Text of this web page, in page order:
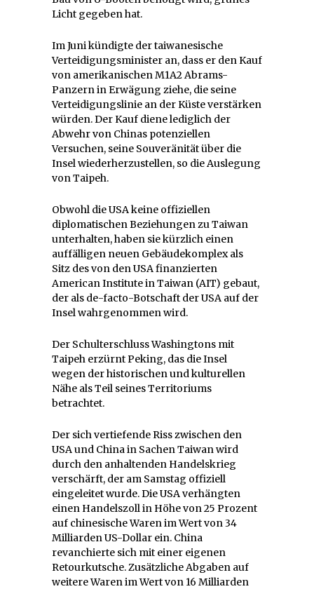
Licht gegeben hat.
Im Juni kündigte der taiwanesische
Verteidigungsminister an, dass er den Kauf
von amerikanischen M1A2 Abrams-
Panzern in Erwägung ziehe, die seine
Verteidigungslinie an der Küste verstärken
würden. Der Kauf diene lediglich der
Abwehr von Chinas potenziellen
Versuchen, seine Souveränität über die
Insel wiederherzustellen, so die Auslegung
von Taipeh.
Obwohl die USA keine offiziellen
diplomatischen Beziehungen zu Taiwan
unterhalten, haben sie kürzlich einen
auffälligen neuen Gebäudekomplex als
Sitz des von den USA finanzierten
American Institute in Taiwan (AIT) gebaut,
der als de-facto-Botschaft der USA auf der
Insel wahrgenommen wird.
Der Schulterschluss Washingtons mit
Taipeh erzürnt Peking, das die Insel
wegen der historischen und kulturellen
Nähe als Teil seines Territoriums
betrachtet.
Der sich vertiefende Riss zwischen den
USA und China in Sachen Taiwan wird
durch den anhaltenden Handelskrieg
verschärft, der am Samstag offiziell
eingeleitet wurde. Die USA verhängten
einen Handelszoll in Höhe von 25 Prozent
auf chinesische Waren im Wert von 34
Milliarden US-Dollar ein. China
revanchierte sich mit einer eigenen
Retourkutsche. Zusätzliche Abgaben auf
weitere Waren im Wert von 16 Milliarden